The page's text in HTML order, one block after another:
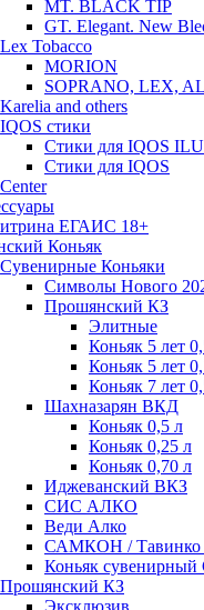
MT. BLACK TIP
GT. Elegant. New
Lex Tobacco
MORION
SOPRANO, LEX,
Karelia and others
IQOS стики
Стики для IQOS
Стики для IQOS
Сenter
ЕГАИС 18+
Коньяк
Сувенирные Коньяки
Символы Нового
Прошянский КЗ
Элитные
Коньяк 5 лет
Коньяк 5 лет
Коньяк 7 лет
Шахназарян ВКД
Коньяк 0,5 л
Коньяк 0,25 л
Коньяк 0,70 л
Иджеванский ВКЗ
СИС АЛКО
Веди Алко
САМКОН /
Коньяк сувенирный
Прошянский КЗ
Эксклюзив